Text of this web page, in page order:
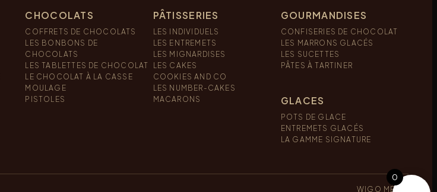
CHOCOLATS
COFFRETS DE CHOCOLATS
LES BONBONS DE
CHOCOLATS
LES TABLETTES DE CHOCOLAT
LE CHOCOLAT À LA CASSE
MOULAGE
PISTOLES
PÂTISSERIES
LES INDIVIDUELS
LES ENTREMETS
LES MIGNARDISES
LES CAKES
COOKIES AND CO
LES NUMBER-CAKES
MACARONS
GOURMANDISES
CONFISERIES DE CHOCOLAT
LES MARRONS GLACÉS
LES SUCETTES
PÂTES À TARTINER
GLACES
POTS DE GLACE
ENTREMETS GLACÉS
LA GAMME SIGNATURE
WIGO MÉDIA
0